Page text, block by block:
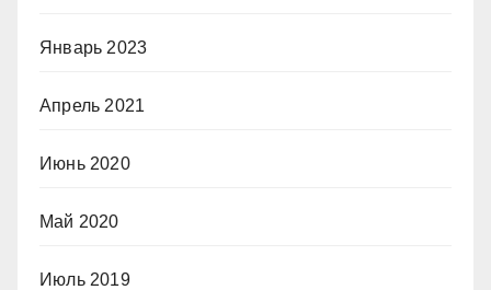
Январь 2023
Апрель 2021
Июнь 2020
Май 2020
Июль 2019